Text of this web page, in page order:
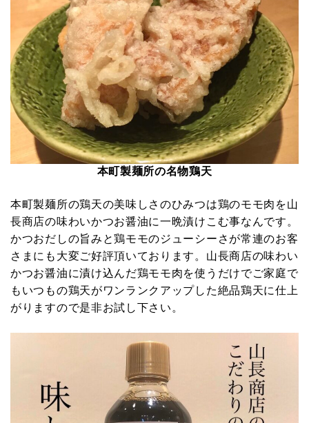
本町製麺所の名物鶏天
本町製麺所の鶏天の美味しさのひみつは鶏のモモ肉を山
長商店の味わいかつお醤油に一晩漬けこむ事なんです。
かつおだしの旨みと鶏モモのジューシーさが常連のお客
さまにも大変ご好評頂いております。山長商店の味わい
かつお醤油に漬け込んだ鶏モモ肉を使うだけでご家庭で
もいつもの鶏天がワンランクアップした絶品鶏天に仕上
がりますので是非お試し下さい。